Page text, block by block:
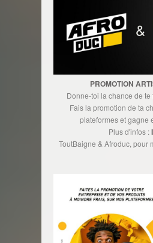
PROMOTION
Donne-toi la chance de te
Fais la promotion de ta
plateformes et gagne
Plus d'infos :
ToutBaigne & Afroduc, pour